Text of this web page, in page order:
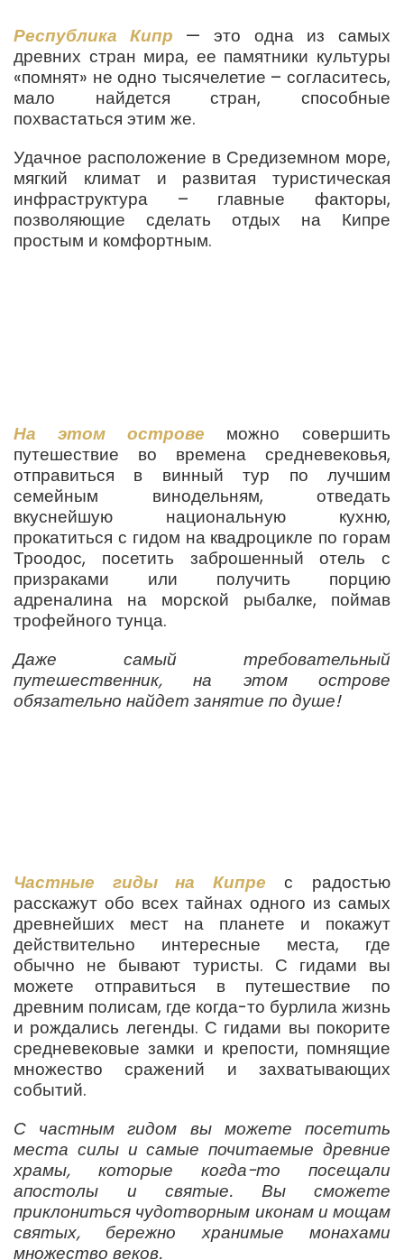
Республика Кипр — это одна из самых
древних стран мира, ее памятники культуры
«помнят» не одно тысячелетие – согласитесь,
мало найдется стран, способные
похвастаться этим же.
Удачное расположение в Средиземном море,
мягкий климат и развитая туристическая
инфраструктура – главные факторы,
позволяющие сделать отдых на Кипре
простым и комфортным.
На этом острове можно совершить
путешествие во времена средневековья,
отправиться в винный тур по лучшим
семейным винодельням, отведать
вкуснейшую национальную кухню,
прокатиться с гидом на квадроцикле по горам
Троодос, посетить заброшенный отель с
призраками или получить порцию
адреналина на морской рыбалке, поймав
трофейного тунца.
Даже самый требовательный
путешественник, на этом острове
обязательно найдет занятие по душе!
Частные гиды на Кипре с радостью
расскажут обо всех тайнах одного из самых
древнейших мест на планете и покажут
действительно интересные места, где
обычно не бывают туристы. С гидами вы
можете отправиться в путешествие по
древним полисам, где когда-то бурлила жизнь
и рождались легенды. С гидами вы покорите
средневековые замки и крепости, помнящие
множество сражений и захватывающих
событий.
С частным гидом вы можете посетить
места силы и самые почитаемые древние
храмы, которые когда-то посещали
апостолы и святые. Вы сможете
приклониться чудотворным иконам и мощам
святых, бережно хранимые монахами
множество веков.